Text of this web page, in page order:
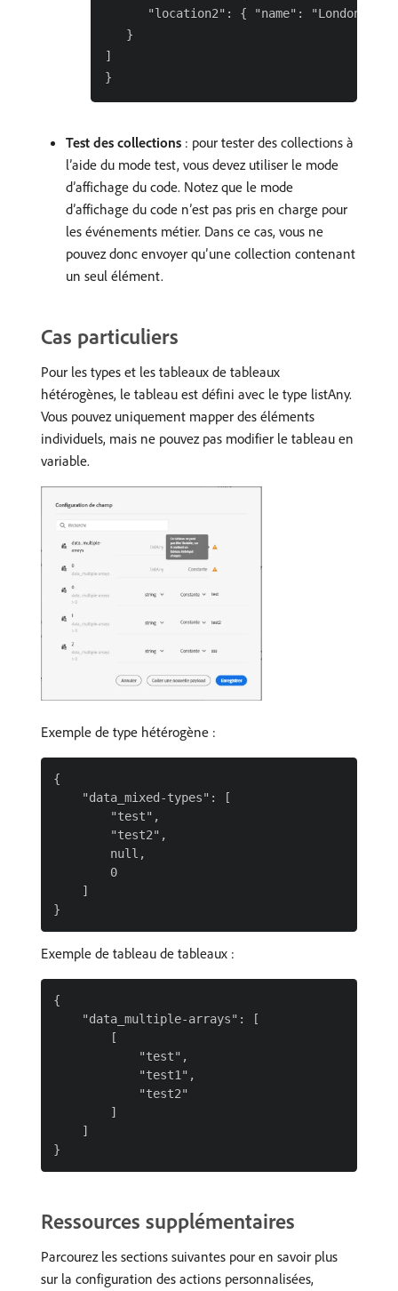
      "location2": { "name": "London" }
   }
]
Test des collections : pour tester des collections à
l’aide du mode test, vous devez utiliser le mode
d’affichage du code. Notez que le mode
d’affichage du code n’est pas pris en charge pour
les événements métier. Dans ce cas, vous ne
pouvez donc envoyer qu’une collection contenant
un seul élément.
Cas particuliers
Pour les types et les tableaux de tableaux
hétérogènes, le tableau est défini avec le type listAny.
Vous pouvez uniquement mapper des éléments
individuels, mais ne pouvez pas modifier le tableau en
variable.
Exemple de type hétérogène :
{
    "data_mixed-types": [
        "test",
        "test2",
        null,
        0
    ]
Exemple de tableau de tableaux :
{
    "data_multiple-arrays": [
        [
            "test",
            "test1",
            "test2"
        ]
    ]
Ressources supplémentaires
Parcourez les sections suivantes pour en savoir plus
sur la configuration des actions personnalisées,